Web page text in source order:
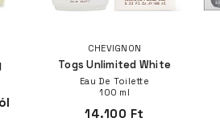
CHEVIGNON
Togs Unlimited White
Eau De Toilette
100 ml
14.100 Ft